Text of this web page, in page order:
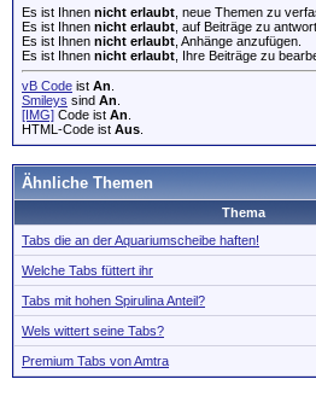
Es ist Ihnen nicht erlaubt , neue Themen zu
Es ist Ihnen nicht erlaubt , auf Beiträge zu
Es ist Ihnen nicht erlaubt , Anhänge anzufügen.
Es ist Ihnen nicht erlaubt , Ihre Beiträge zu
vB Code ist An
Smileys sind An
[IMG] Code ist An
HTML-Code ist Aus
Ähnliche Themen
Thema
Tabs die an der Aquariumscheibe haften!
Welche Tabs füttert ihr
Tabs mit hohen Spirulina Anteil?
Wels wittert seine Tabs?
Premium Tabs von Amtra